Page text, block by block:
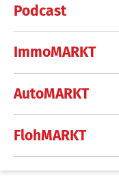
Podcast
ImmoMARKT
AutoMARKT
FlohMARKT